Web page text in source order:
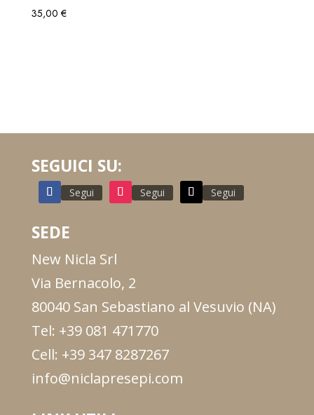
35,00 €
SEGUICI SU:
Segui Segui Segui
SEDE
New Nicla Srl
Via Bernacolo, 2
80040 San Sebastiano al Vesuvio (NA)
Tel: +39 081 471770
Cell: +39 347 8287267
info@niclapresepi.com